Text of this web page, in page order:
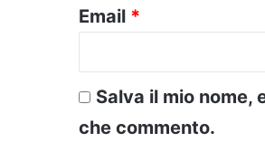
Email *
Salva il mio nome,
che commento.